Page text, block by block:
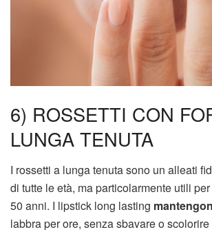
6) ROSSETTI CON
LUNGA TENUTA
I rossetti a lunga tenuta sono un alleati
di tutte le età, ma particolarmente utili
50 anni. I lipstick long lasting
labbra per ore, senza sbavare o